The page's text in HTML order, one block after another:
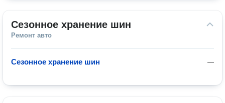
Сезонное хранение шин
Ремонт авто
—
Сезонное хранение шин